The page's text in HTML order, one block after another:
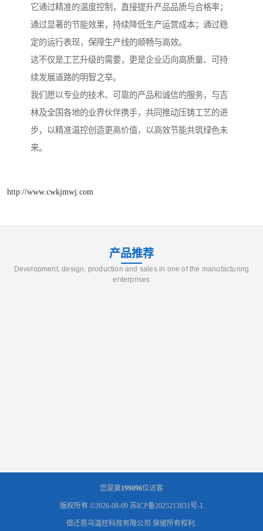
它通过精准的温度控制，直接提升产品品质与合格率；
通过显著的节能效果，持续降低生产运营成本；通过稳
定的运行表现，保障生产线的顺畅与高效。
这不仅是工艺升级的需要，更是企业迈向高质量、可持
续发展道路的明智之举。
我们愿以专业的技术、可靠的产品和诚信的服务，与吉
林及全国各地的业界伙伴携手，共同推动压铸工艺的进
步，以精准温控创造更高价值，以高效节能共筑绿色未
来。
http://www.cwkjmwj.com
产品推荐
Development, design, production and sales in one of the manufacturing
enterprises
您是第199096位访客
版权所有 ©2026-08-09 苏ICP备2025213831号-1
宿迁慈乌温控科技有限公司 保留所有权利.